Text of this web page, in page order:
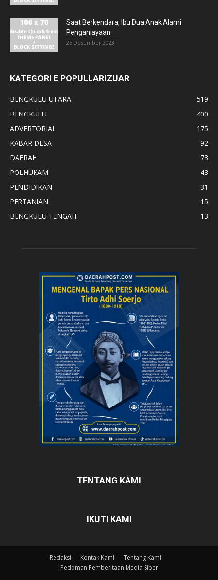
Saat Berkendara, Ibu Dua Anak Alami
Penganiayaan
25 Desember 2023
KATEGORI E POPULLARIZUAR
BENGKULU UTARA
519
BENGKULU
400
ADVERTORIAL
175
KABAR DESA
92
DAERAH
73
POLHUKAM
43
PENDIDIKAN
31
PERTANIAN
15
BENGKULU TENGAH
13
TENTANG KAMI
IKUTI KAMI
Redaksi Kontak Kami
Tentang Kami
Pedoman Pemberitaan Media Siber